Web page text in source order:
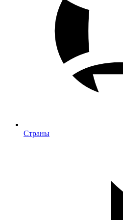
Страны